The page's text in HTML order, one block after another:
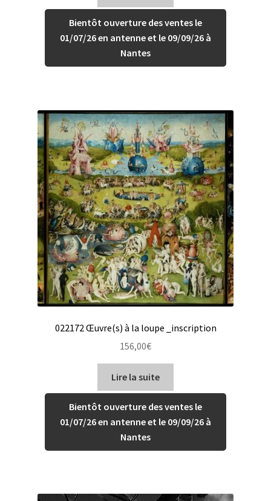
Bientôt ouverture des ventes le
01/07/26 en antenne et le 09/09/26 à
Nantes
022172 Œuvre(s) à la loupe _inscription
156,00€
Lire la suite
Bientôt ouverture des ventes le
01/07/26 en antenne et le 09/09/26 à
Nantes